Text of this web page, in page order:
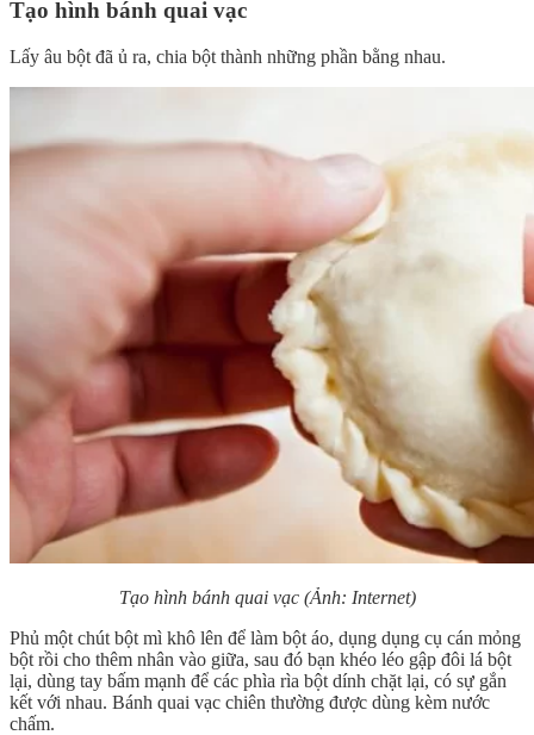
Tạo hình bánh quai vạc
Lấy âu bột đã ủ ra, chia bột thành những phần bằng nhau.
Tạo hình bánh quai vạc (Ảnh: Internet)
Phủ một chút bột mì khô lên để làm bột áo, dụng dụng cụ cán mỏng
bột rồi cho thêm nhân vào giữa, sau đó bạn khéo léo gập đôi lá bột
lại, dùng tay bấm mạnh để các phìa rìa bột dính chặt lại, có sự gắn
kết với nhau. Bánh quai vạc chiên thường được dùng kèm nước
chấm.